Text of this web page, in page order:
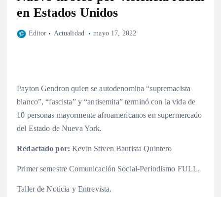
en Estados Unidos
Editor Actualidad mayo 17, 2022
Payton Gendron quien se autodenomina “supremacista
blanco”, “fascista” y “antisemita” terminó con la vida de
10 personas mayormente afroamericanos en supermercado
del Estado de Nueva York.
Redactado por:Kevin Stiven Bautista Quintero
Primer semestre Comunicación Social-Periodismo FULL.
Taller de Noticia y Entrevista.